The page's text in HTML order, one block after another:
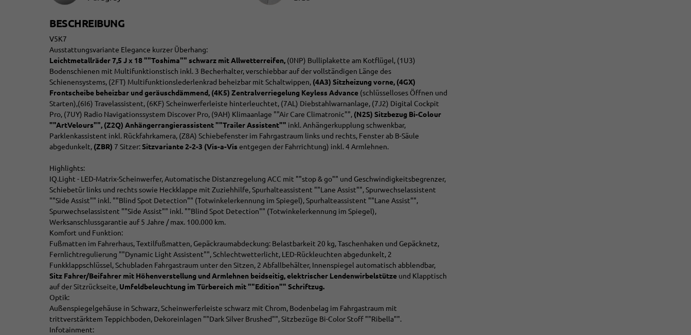
BESCHREIBUNG
V5K7
Ausstattungsvariante Elegance kurzer Überhang:
Leichtmetallräder 7,5 J x 18 ""Toshima"" schwarz mit Allwetterreifen, (0NP) Bulliplakette am Kotflügel, (1U3)
Bodenschienen mit Multifunktionstisch inkl. 3 Becherhalter, verschiebbar auf der vollständigen Länge des
Schienensystems, (2FT) Multifunktionslederlenkrad beheizbar mit Schaltwippen, (4A3) Sitzheizung vorne, (4GX)
Frontscheibe beheizbar und geräuschdämmend, (4K5) Zentralverriegelung Keyless Advance (schlüsselloses Öffnen und
Starten),(6I6) Travelassistent, (6KF) Scheinwerferleiste hinterleuchtet, (7AL) Diebstahlwarnanlage, (7J2) Digital Cockpit
Pro, (7UY) Radio Navigationssystem Discover Pro, (9AH) Klimaanlage ""Air Care Climatronic"", (N2S) Sitzbezug Bi-Colour
""ArtVelours"", (Z2Q) Anhängerrangierassistent ""Trailer Assistent"" inkl. Anhängerkupplung schwenkbar,
Parklenkassistent inkl. Rückfahrkamera, (Z8A) Schiebefenster im Fahrgastraum links und rechts, Fenster ab B-Säule
abgedunkelt, (ZBR) 7 Sitzer:Sitzvariante 2-2-3 (Vis-a-Vis entgegen der Fahrrichtung) inkl. 4 Armlehnen.
Highlights:
IQ.Light - LED-Matrix-Scheinwerfer, Automatische Distanzregelung ACC mit ""stop & go"" und Geschwindigkeitsbegrenzer,
Schiebetür links und rechts sowie Heckklappe mit Zuziehhilfe, Spurhalteassistent ""Lane Assist"", Spurwechselassistent
""Side Assist"" inkl. ""Blind Spot Detection"" (Totwinkelerkennung im Spiegel), Spurhalteassistent ""Lane Assist"",
Spurwechselassistent ""Side Assist"" inkl. ""Blind Spot Detection"" (Totwinkelerkennung im Spiegel),
Werksanschlussgarantie auf 5 Jahre / max. 100.000 km.
Komfort und Funktion:
Fußmatten im Fahrerhaus, Textilfußmatten, Gepäckraumabdeckung: Belastbarkeit 20 kg, Taschenhaken und Gepäcknetz,
Fernlichtregulierung ""Dynamic Light Assistent"", Schlechtwetterlicht, LED-Rückleuchten abgedunkelt, 2
Funkklappschlüssel, Schubladen Fahrgastraum unter den Sitzen, 2 Abfallbehälter, Innenspiegel automatisch abblendbar,
Sitz Fahrer/Beifahrer mit Höhenverstellung und Armlehnen beidseitig,elektrischer Lendenwirbelstütze und Klapptisch
auf der Sitzrückseite, Umfeldbeleuchtung im Türbereich mit ""Edition"" Schriftzug.
Optik:
Außenspiegelgehäuse in Schwarz, Scheinwerferleiste schwarz mit Chrom, Bodenbelag im Fahrgastraum mit
trittverstärktem Teppichboden, Dekoreinlagen ""Dark Silver Brushed"", Sitzbezüge Bi-Color Stoff ""Ribella"".
Infotainment: